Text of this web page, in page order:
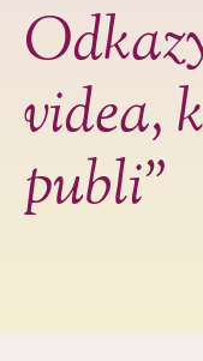
videa,
publi"